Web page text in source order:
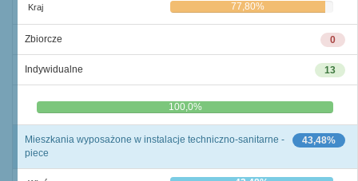
Kraj 77,80%
0
Zbiorcze
13
Indywidualne
0,0% 100,0%
43,48%
Mieszkania wyposażone w instalacje techniczno-sanitarne -
piece